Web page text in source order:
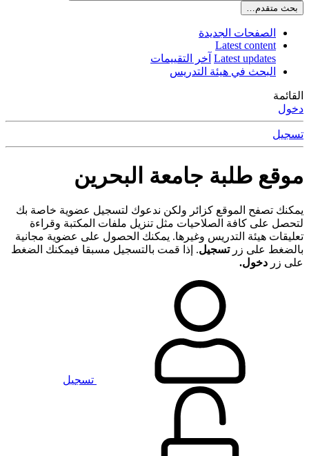
بحث متقدم…
الصفحات الجديدة
Latest content
Latest updates آخر التقييمات
البحث في هيئة التدريس
القائمة
دخول
تسجيل
موقع طلبة جامعة البحرين
يمكنك تصفح الموقع كزائر ولكن ندعوك لتسجيل عضوية خاصة بك
لتحصل على كافة الصلاحيات مثل تنزيل ملفات المكتبة وقراءة
تعليقات هيئة التدريس وغيرها. يمكنك الحصول على عضوية مجانية
بالضغط على زرتسجيل. إذا قمت بالتسجيل مسبقا فيمكنك الضغط
على زر دخول.
تسجيل